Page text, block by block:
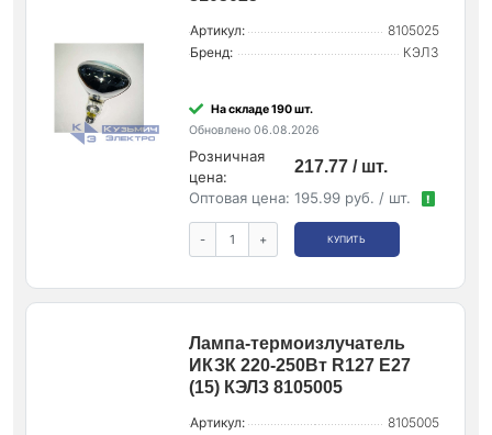
Артикул:
8105025
Бренд:
КЭЛЗ
На складе 190 шт.
Обновлено 06.08.2026
Розничная
цена:
217.77 / шт.
Оптовая цена: 195.99 руб. / шт. !
- + КУПИТЬ
Лампа-термоизлучатель
ИКЗК 220-250Вт R127 E27
(15) КЭЛЗ 8105005
Артикул:
8105005